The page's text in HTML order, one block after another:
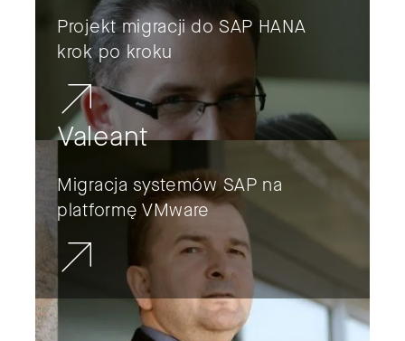
Projekt migracji do SAP HANA
krok po kroku
Valeant
Migracja systemów SAP na
platformę VMware